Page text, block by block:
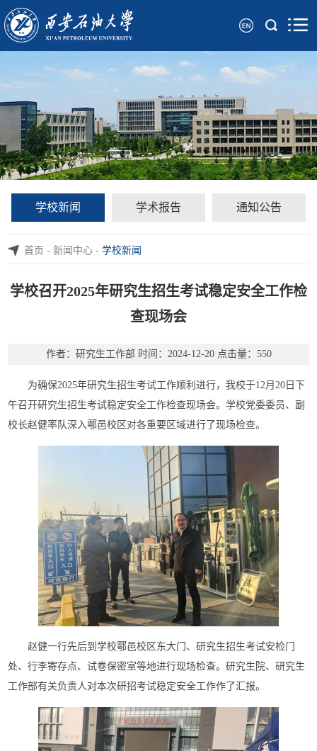
学校新闻 学术报告 通知公告
首页-新闻中心-学校新闻
学校召开2025年研究生招生考试稳定安全工作检
查现场会
作者：研究生工作部 时间：2024-12-20 点击量： 550
为确保2025年研究生招生考试工作顺利进行，我校于12月20日下
午召开研究生招生考试稳定安全工作检查现场会。学校党委委员、副
校长赵健率队深入鄠邑校区对各重要区域进行了现场检查。
赵健一行先后到学校鄠邑校区东大门、研究生招生考试安检门
处、行李寄存点、试卷保密室等地进行现场检查。研究生院、研究生
工作部有关负责人对本次研招考试稳定安全工作作了汇报。